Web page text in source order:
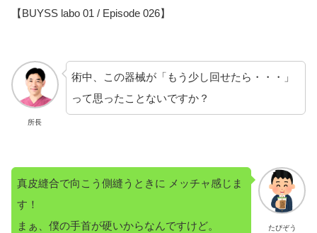
【BUYSS labo 01 / Episode 026】
所長
術中、この器械が「もう少し回せたら・・・」
って思ったことないですか？
たぴぞう
真皮縫合で向こう側縫うときに メッチャ感じま
す！
まぁ、僕の手首が硬いからなんですけど。